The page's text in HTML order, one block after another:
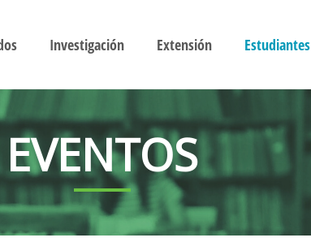
Investigación Extensión Estudiantes
EVENTOS